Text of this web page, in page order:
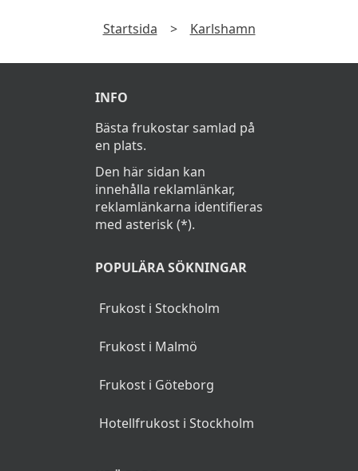
Vanliga frågor
Vad kostar en frukost i Karlshamn?
Frukostbuffé kostar cirka 165Kr i Karlshamn.
Startsida > Karlshamn
en plats.
innehålla reklamlänkar,
med asterisk (*).
POPULÄRA SÖKNINGAR